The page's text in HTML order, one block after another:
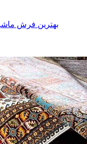
بهترین فرش